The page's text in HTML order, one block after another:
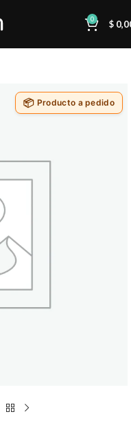
0 $
Producto a pedido